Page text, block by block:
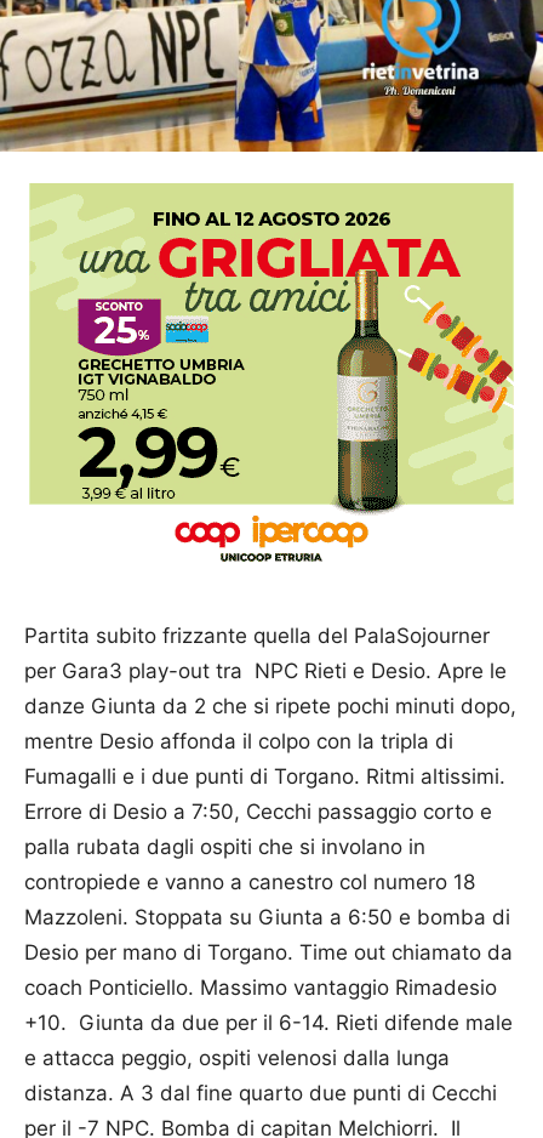
Partita subito frizzante quella del PalaSojourner
per Gara3 play-out tra NPC Rieti e Desio. Apre le
danze Giunta da 2 che si ripete pochi minuti dopo,
mentre Desio affonda il colpo con la tripla di
Fumagalli e i due punti di Torgano. Ritmi altissimi.
Errore di Desio a 7:50, Cecchi passaggio corto e
palla rubata dagli ospiti che si involano in
contropiede e vanno a canestro col numero 18
Mazzoleni. Stoppata su Giunta a 6:50 e bomba di
Desio per mano di Torgano. Time out chiamato da
coach Ponticiello. Massimo vantaggio Rimadesio
+10. Giunta da due per il 6-14. Rieti difende male
e attacca peggio, ospiti velenosi dalla lunga
distanza. A 3 dal fine quarto due punti di Cecchi
per il -7 NPC. Bomba di capitan Melchiorri. Il